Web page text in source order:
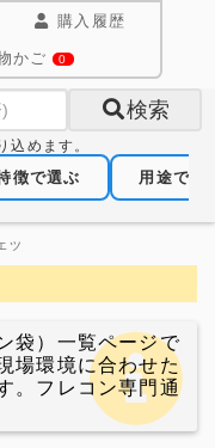
購入履歴
かご 0
検索
めます。
徴で選ぶ 用途で選
ツ
袋）一覧ページで
場環境に合わせた
。フレコン専門通